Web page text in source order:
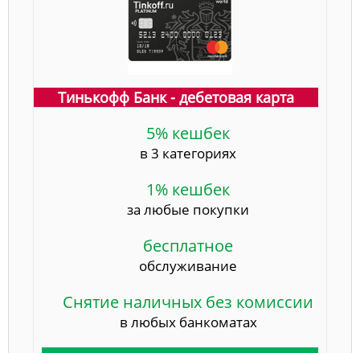
Тинькофф Банк - дебетовая карта
5% кешбек
в 3 категориях
1% кешбек
за любые покупки
бесплатное
обслуживание
Снятие наличных без комиссии
в любых банкоматах